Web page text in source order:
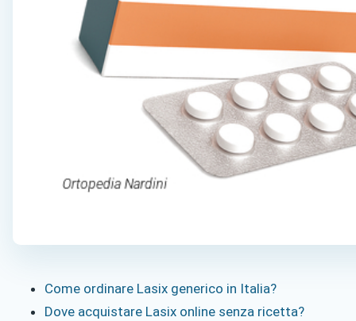
Come ordinare Lasix generico in Italia?
Dove acquistare Lasix online senza ricetta?